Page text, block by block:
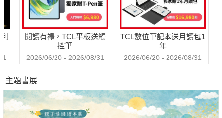
閱讀有禮，TCL平板送觸
控筆
2026/06/20 - 2026/08/31
TCL數位筆記本送月讀包1
年
2026/06/20 - 2026/08/31
主題書展